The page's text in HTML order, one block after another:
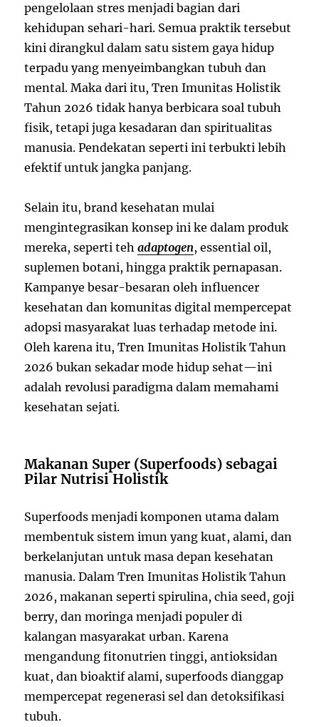
pengelolaan stres menjadi bagian dari
kehidupan sehari-hari. Semua praktik tersebut
kini dirangkul dalam satu sistem gaya hidup
terpadu yang menyeimbangkan tubuh dan
mental. Maka dari itu, Tren Imunitas Holistik
Tahun 2026 tidak hanya berbicara soal tubuh
fisik, tetapi juga kesadaran dan spiritualitas
manusia. Pendekatan seperti ini terbukti lebih
efektif untuk jangka panjang.
Selain itu, brand kesehatan mulai
mengintegrasikan konsep ini ke dalam produk
mereka, seperti tehadaptogen, essential oil,
suplemen botani, hingga praktik pernapasan.
Kampanye besar-besaran oleh influencer
kesehatan dan komunitas digital mempercepat
adopsi masyarakat luas terhadap metode ini.
Oleh karena itu, Tren Imunitas Holistik Tahun
2026 bukan sekadar mode hidup sehat—ini
adalah revolusi paradigma dalam memahami
kesehatan sejati.
Makanan Super (Superfoods) sebagai
Pilar Nutrisi Holistik
Superfoods menjadi komponen utama dalam
membentuk sistem imun yang kuat, alami, dan
berkelanjutan untuk masa depan kesehatan
manusia. Dalam Tren Imunitas Holistik Tahun
2026, makanan seperti spirulina, chia seed, goji
berry, dan moringa menjadi populer di
kalangan masyarakat urban. Karena
mengandung fitonutrien tinggi, antioksidan
kuat, dan bioaktif alami, superfoods dianggap
mempercepat regenerasi sel dan detoksifikasi
tubuh.